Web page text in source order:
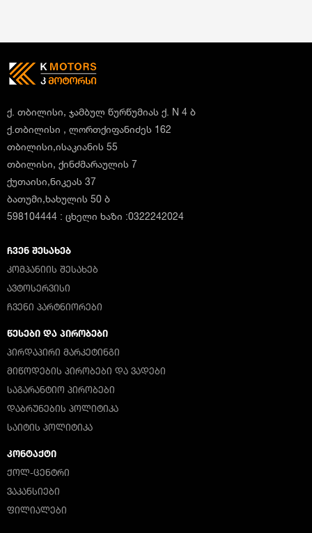
ქ. თბილისი, ჯამბულ წურწუმიას ქ. N 4 ბ
ქ.თბილისი , ლორთქიფანიძეს 162
თბილისი,ისაკიანის 55
თბილისი, ქინძმარაულის 7
ქუთაისი,ნიკეას 37
ბათუმი,ხახულის 50 ბ
598104444 : ცხელი ხაზი :0322242024
ᲩᲕᲔᲜ ᲨᲔᲡᲐᲮᲔᲑ
ᲙᲝᲛᲞᲐᲜᲘᲘᲡ ᲨᲔᲡᲐᲮᲔᲑ
ᲐᲕᲢᲝᲡᲔᲠᲕᲘᲡᲘ
ᲩᲕᲔᲜᲘ ᲞᲐᲠᲢᲜᲘᲝᲠᲔᲑᲘ
ᲬᲔᲡᲔᲑᲘ ᲓᲐ ᲞᲘᲠᲝᲑᲔᲑᲘ
ᲞᲘᲠᲓᲐᲞᲘᲠᲘ ᲛᲐᲠᲙᲔᲢᲘᲜᲒᲘ
ᲛᲘᲬᲝᲓᲔᲑᲘᲡ ᲞᲘᲠᲝᲑᲔᲑᲘ ᲓᲐ ᲕᲐᲓᲔᲑᲘ
ᲡᲐᲒᲐᲠᲐᲜᲢᲘᲝ ᲞᲘᲠᲝᲑᲔᲑᲘ
ᲓᲐᲑᲠᲣᲜᲔᲑᲘᲡ ᲞᲝᲚᲘᲢᲘᲙᲐ
ᲡᲐᲘᲢᲘᲡ ᲞᲝᲚᲘᲢᲘᲙᲐ
ᲙᲝᲜᲢᲐᲥᲢᲘ
ᲥᲝᲚ-ᲪᲔᲜᲢᲠᲘ
ᲕᲐᲙᲐᲜᲡᲘᲔᲑᲘ
ᲤᲘᲚᲘᲐᲚᲔᲑᲘ